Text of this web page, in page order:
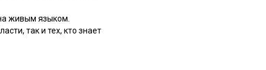
живым языком.
так и тех, кто знает